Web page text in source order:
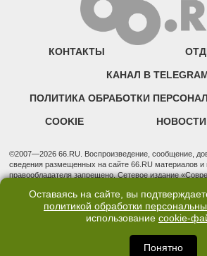
КОНТАКТЫ
КАНАЛ В
ПОЛИТИКА ОБРАБОТКИ
COOKIE
©2007—2026 66.RU. Воспроизведение, сообщение,
сведения размещенных на сайте 66.RU материалов и
правообладателя запрещено. Сетевое издание
надзору в сфере связи, информационных технологий
(Роскомнадзор). Регистрационный номер ЭЛ № ФС 77
Учредитель: Общество с ограниченной
3, оф. 7015 Фактический адрес редакции и отдела
обл., г. Екатеринбург, ул. Бориса Ельцина, д. 3, оф.
Оставаясь на сайте, вы
политикой обработки
использование cookie-
Понятно